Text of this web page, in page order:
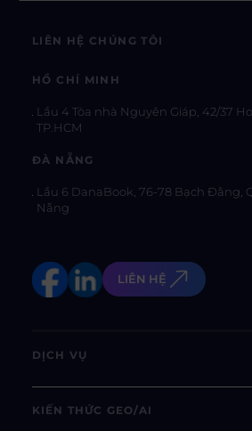
LIÊN HỆ CHÚNG TÔI
HỒ CHÍ MINH
Lầu 4 Tòa nhà Nguyên Giáp, 42/37
TP.HCM
ĐÀ NẴNG
Lầu 6 DanaBook, 76-78 Bạch Đằng,
Nẵng
LIÊN HỆ
DỊCH VỤ
KIẾN THỨC GEO/AI